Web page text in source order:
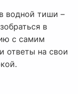
водной тиши –
в
с самим
ответы на свои